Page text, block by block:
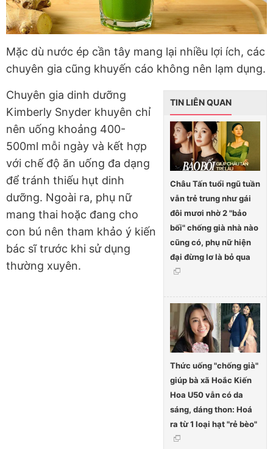
Mặc dù nước ép cần tây mang lại nhiều lợi ích, các
chuyên gia cũng khuyến cáo không nên lạm dụng.
TIN LIÊN QUAN
Châu Tấn tuổi ngũ tuần
vẫn trẻ trung như gái
đôi mươi nhờ 2 "bảo
bối" chống già nhà nào
cũng có, phụ nữ hiện
đại đừng lơ là bỏ qua
Thức uống "chống già"
giúp bà xã Hoắc Kiến
Hoa U50 vẫn có da
sáng, dáng thon: Hoá
ra từ 1 loại hạt "rẻ bèo"
Chuyên gia dinh dưỡng
Kimberly Snyder khuyên chỉ
nên uống khoảng 400-
500ml mỗi ngày và kết hợp
với chế độ ăn uống đa dạng
để tránh thiếu hụt dinh
dưỡng. Ngoài ra, phụ nữ
mang thai hoặc đang cho
con bú nên tham khảo ý kiến
bác sĩ trước khi sử dụng
thường xuyên.